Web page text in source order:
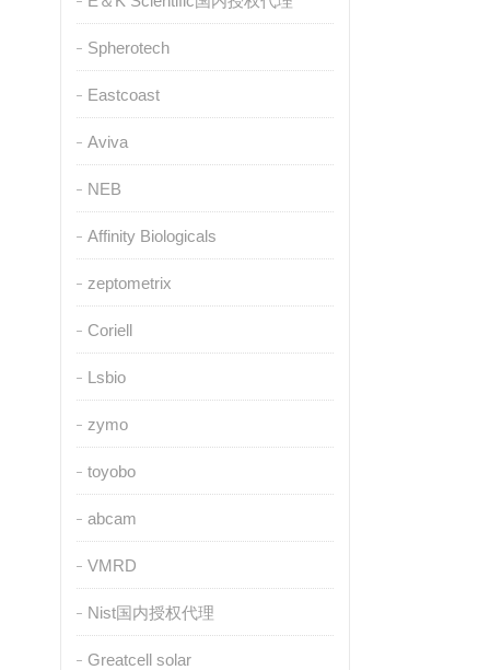
Spherotech
Eastcoast
Aviva
NEB
Affinity Biologicals
zeptometrix
Coriell
Lsbio
zymo
toyobo
abcam
VMRD
Nist国内授权代理
Greatcell solar